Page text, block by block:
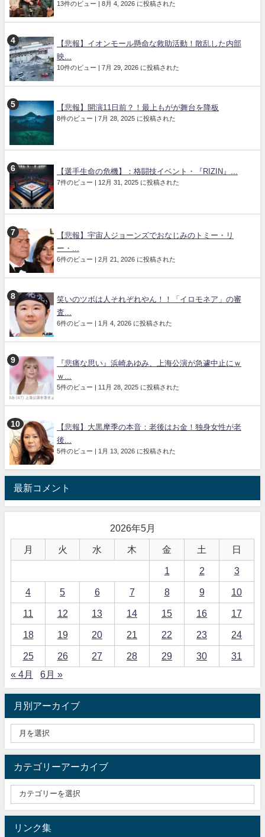
13件のビュー | 8月 4, 2026 に投稿された
【悲報】イオンモール懸命な救助活動！散乱した内部
映...
10件のビュー | 7月 29, 2026 に投稿された
【悲報】開演11日前？！最上もがが舞台を降板
8件のビュー | 7月 28, 2025 に投稿された
【選手生命の危機】：格闘技イベント・『RIZIN』...
7件のビュー | 12月 31, 2025 に投稿された
【悲報】宇宙人ジョーンズでおなじみのトミー・リ
ー・...
6件のビュー | 2月 21, 2026 に投稿された
笑いのツボは人それぞれやん！！「イロモネア」の審
査...
6件のビュー | 1月 4, 2026 に投稿された
『悲痛な思い』浜崎あゆみ、上海公演が急遽中止にｗ
ｗ...
5件のビュー | 11月 28, 2025 に投稿された
【悲報】大黒摩季の本音：老後はお金！独身女性が老
後...
5件のビュー | 1月 13, 2026 に投稿された
最新コメント
2026年5月
月 火 水 木 金 土 日
1 2 3
4 5 6 7 8 9 10
11 12 13 14 15 16 17
18 19 20 21 22 23 24
25 26 27 28 29 30
31
« 4月
6月 »
月別アーカイブ
カテゴリーアーカイブ
リンク集